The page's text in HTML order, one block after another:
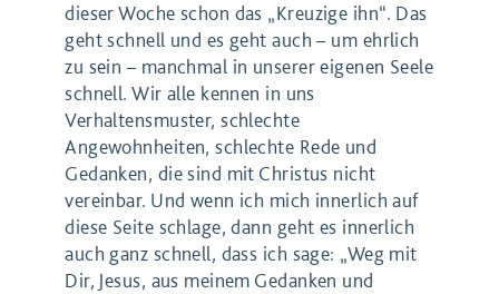
dieser Woche schon das „Kreuzige ihn“. Das
geht schnell und es geht auch – um ehrlich
zu sein – manchmal in unserer eigenen Seele
schnell. Wir alle kennen in uns
Verhaltensmuster, schlechte
Angewohnheiten, schlechte Rede und
Gedanken, die sind mit Christus nicht
vereinbar. Und wenn ich mich innerlich auf
diese Seite schlage, dann geht es innerlich
auch ganz schnell, dass ich sage: „Weg mit
Dir, Jesus, aus meinem Gedanken und